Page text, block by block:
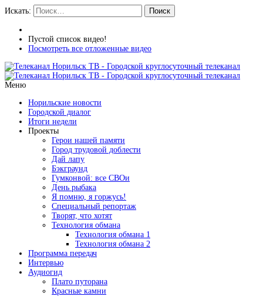
Искать: Поиск
Пустой список видео!
Посмотреть все отложенные видео
Меню
Норильские новости
Городской диалог
Итоги недели
Проекты
Герои нашей памяти
Город трудовой доблести
Дай лапу
Бэкграунд
Гумконвой: все СВОи
День рыбака
Я помню, я горжусь!
Специальный репортаж
Творят, что хотят
Технология обмана
Технология обмана 1
Технология обмана 2
Программа передач
Интервью
Аудиогид
Плато путорана
Красные камни